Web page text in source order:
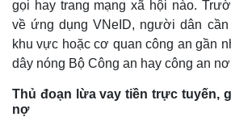
Kinh tế
Bất động sản
Khởi nghiệp
Thị
Giá
Tiêu
Tỷ giá
gọi hay trang mạng xã hội nào.
về ứng dụng VNeID, người dân
khu vực hoặc cơ quan công an gần
dây nóng Bộ Công an hay công an
Thủ đoạn lừa vay tiền trực tuyến,
nợ